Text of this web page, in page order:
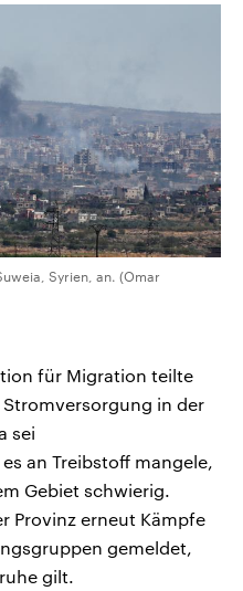
Syrien, an. (Omar
für Migration teilte
in der
sei
an Treibstoff mangele,
Gebiet schwierig.
Provinz erneut Kämpfe
gemeldet,
gilt.